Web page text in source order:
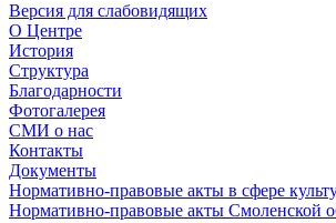
Версия для слабовидящих
О Центре
История
Структура
Благодарности
Фотогалерея
СМИ о нас
Контакты
Документы
Нормативно-правовые акты в сфере
Нормативно-правовые акты Смоленской